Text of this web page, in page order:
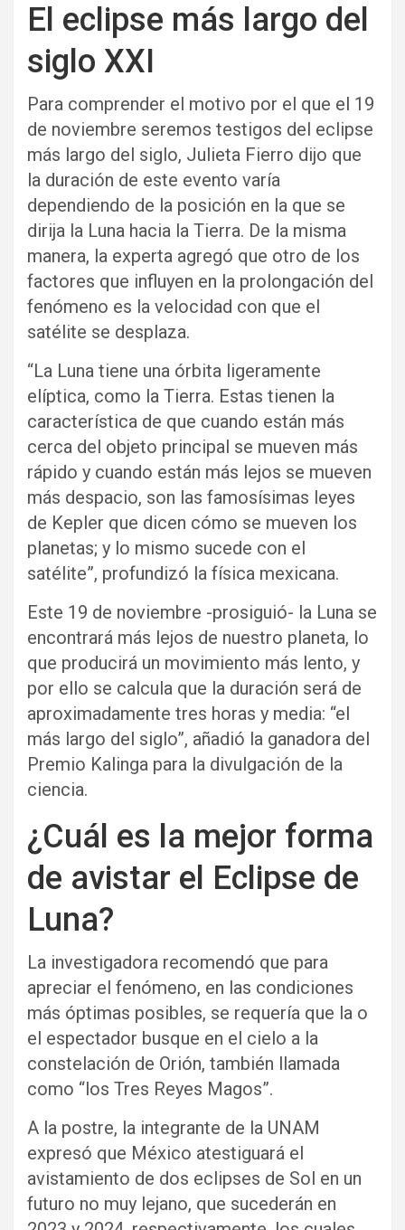
El eclipse más largo del
siglo XXI
Para comprender el motivo por el que el 19
de noviembre seremos testigos del eclipse
más largo del siglo, Julieta Fierro dijo que
la duración de este evento varía
dependiendo de la posición en la que se
dirija la Luna hacia la Tierra. De la misma
manera, la experta agregó que otro de los
factores que influyen en la prolongación del
fenómeno es la velocidad con que el
satélite se desplaza.
“La Luna tiene una órbita ligeramente
elíptica, como la Tierra. Estas tienen la
característica de que cuando están más
cerca del objeto principal se mueven más
rápido y cuando están más lejos se mueven
más despacio, son las famosísimas leyes
de Kepler que dicen cómo se mueven los
planetas; y lo mismo sucede con el
satélite”, profundizó la física mexicana.
Este 19 de noviembre -prosiguió- la Luna se
encontrará más lejos de nuestro planeta, lo
que producirá un movimiento más lento, y
por ello se calcula que la duración será de
aproximadamente tres horas y media: “el
más largo del siglo”, añadió la ganadora del
Premio Kalinga para la divulgación de la
ciencia.
¿Cuál es la mejor forma
de avistar el Eclipse de
Luna?
La investigadora recomendó que para
apreciar el fenómeno, en las condiciones
más óptimas posibles, se requería que la o
el espectador busque en el cielo a la
constelación de Orión, también llamada
como “los Tres Reyes Magos”.
A la postre, la integrante de la UNAM
expresó que México atestiguará el
avistamiento de dos eclipses de Sol en un
futuro no muy lejano, que sucederán en